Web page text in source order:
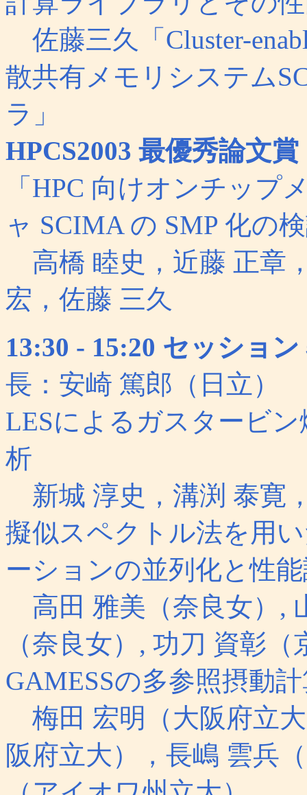
佐藤三久「Cluster-
散共有メモリシステム
ラ」
HPCS2003 最優秀論文賞
「HPC 向けオンチッ
ャ SCIMA の SMP 化の
高橋 睦史，近藤 正章
宏，佐藤 三久
13:30 - 15:20 セッショ
長：安崎 篤郎（日立）
LESによるガスタービ
析
新城 淳史，溝渕 泰寛
擬似スペクトル法を用
ーションの並列化と性
高田 雅美（奈良女）,
（奈良女）, 功刀 資彰
GAMESSの多参照摂動
梅田 宏明（大阪府立
阪府立大），長嶋 雲兵